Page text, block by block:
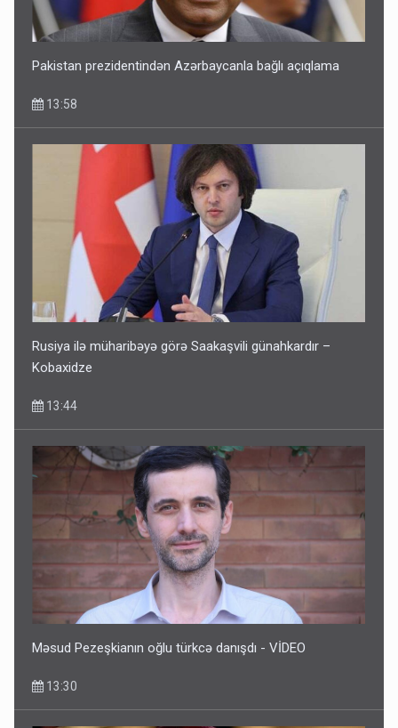
Pakistan prezidentindən Azərbaycanla bağlı açıqlama
13:58
Rusiya ilə müharibəyə görə Saakaşvili günahkardır –
Kobaxidze
13:44
Məsud Pezeşkianın oğlu türkcə danışdı - VİDEO
13:30